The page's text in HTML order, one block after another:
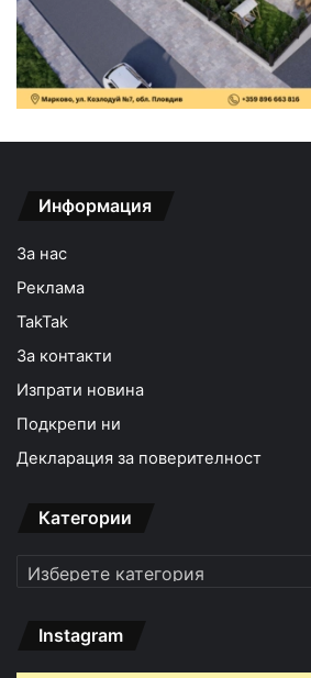
Информация
За нас
Реклама
TakTak
За контакти
Изпрати новина
Подкрепи ни
Декларация за поверителност
Категории
Категории
Instagram